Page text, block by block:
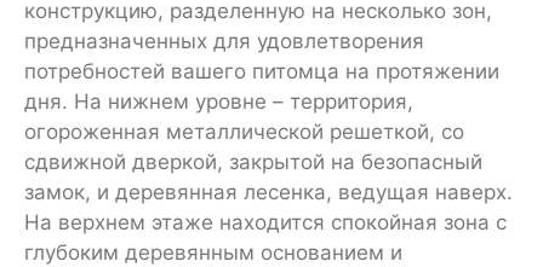
конструкцию, разделенную на несколько зон,
предназначенных для удовлетворения
потребностей вашего питомца на протяжении
дня. На нижнем уровне – территория,
огороженная металлической решеткой, со
сдвижной дверкой, закрытой на безопасный
замок, и деревянная лесенка, ведущая наверх.
На верхнем этаже находится спокойная зона с
глубоким деревянным основанием и